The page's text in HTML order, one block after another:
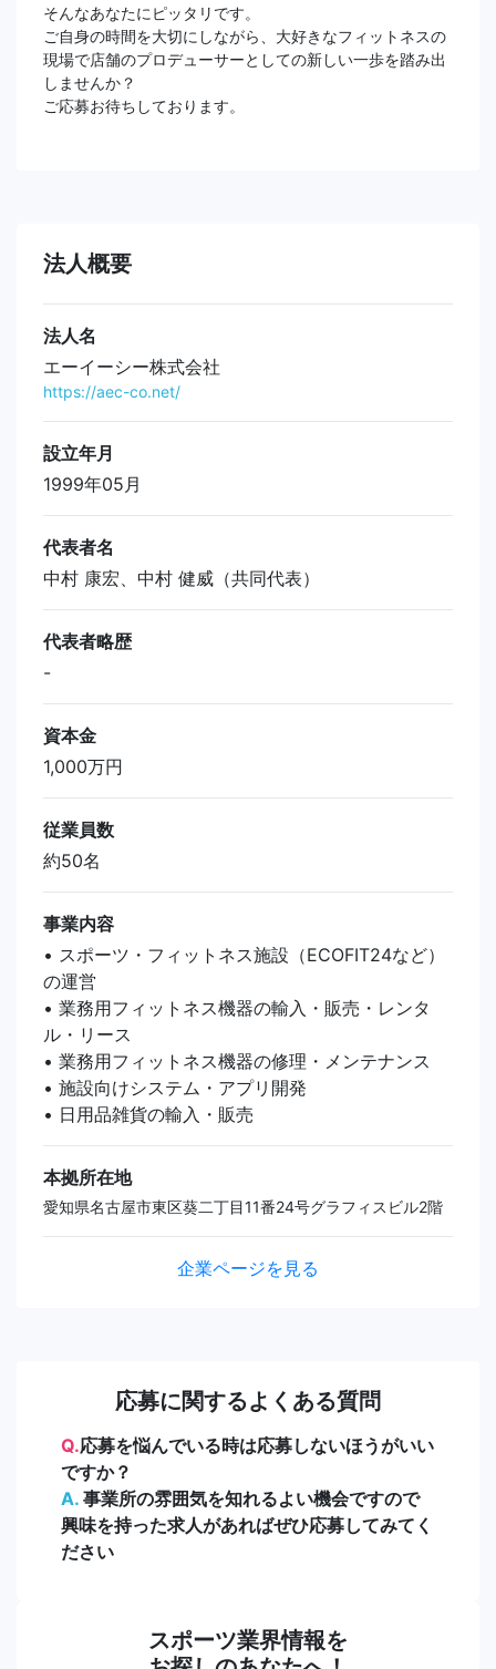
そんなあなたにピッタリです。
ご自身の時間を大切にしながら、大好きなフィットネスの
現場で店舗のプロデューサーとしての新しい一歩を踏み出
しませんか？
ご応募お待ちしております。
法人概要
法人名
エーイーシー株式会社
https://aec-co.net/
設立年月
1999年05月
代表者名
中村 康宏、中村 健威（共同代表）
代表者略歴
-
資本金
1,000万円
従業員数
約50名
事業内容
• スポーツ・フィットネス施設（ECOFIT24など）
の運営
• 業務用フィットネス機器の輸入・販売・レンタ
ル・リース
• 業務用フィットネス機器の修理・メンテナンス
• 施設向けシステム・アプリ開発
• 日用品雑貨の輸入・販売
本拠所在地
愛知県名古屋市東区葵二丁目11番24号グラフィスビル2階
企業ページを見る
応募に関するよくある質問
Q.応募を悩んでいる時は応募しないほうがいい
ですか？
A. 事業所の雰囲気を知れるよい機会ですので
興味を持った求人があればぜひ応募してみてく
ださい
スポーツ業界情報を